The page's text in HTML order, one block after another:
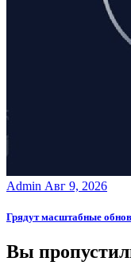
Admin Авг 9, 2026
Грядут масштабные
Вы